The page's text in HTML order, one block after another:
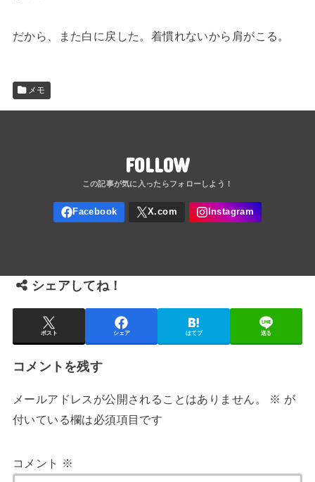
だから、また白に戻した。着慣れないから肩がこる。
メモ
FOLLOW
シェアしてね！
ポスト シェア はてブ 送る
コメントを残す
メールアドレスが公開されることはありません。 ※ が
付いている欄は必須項目です
コメント ※